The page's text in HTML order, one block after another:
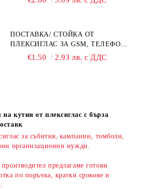
ПОСТАВКА/ СТОЙКА ОТ
ПЛЕКСИГЛАС ЗА GSM, ТЕЛЕФОН,
СМАРТФОН И АКСЕСОАРИ ЗА ТЯХ
€1.50 2.93 лв. с ДДС
кутии от плексиглас с бърза
за събития, кампании, томболи,
организационни нужди.
предлагаме готови
по поръчка, кратки срокове и
.